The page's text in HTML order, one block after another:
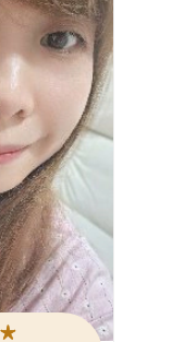
理摩擦的去角
別，在洗臉後
待三分鐘吸
影響保養的順
受損，用溫
更新及減少
使用！
自己使用一週
肌還是建議
生唷🫶🏻